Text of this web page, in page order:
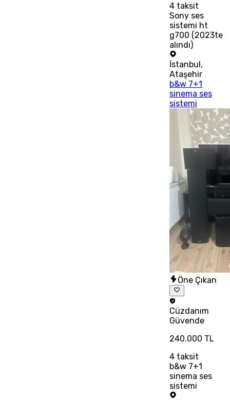
4 taksit
Sony ses
sistemi ht
g700 (2023te
alındı)
İstanbul,
Ataşehir
b&w 7+1
sinema ses
sistemi
Öne Çıkan
Cüzdanım
Güvende
240.000 TL
4 taksit
b&w 7+1
sinema ses
sistemi